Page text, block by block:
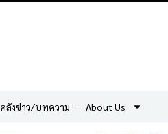
คลังข่าว/บทความ About Us